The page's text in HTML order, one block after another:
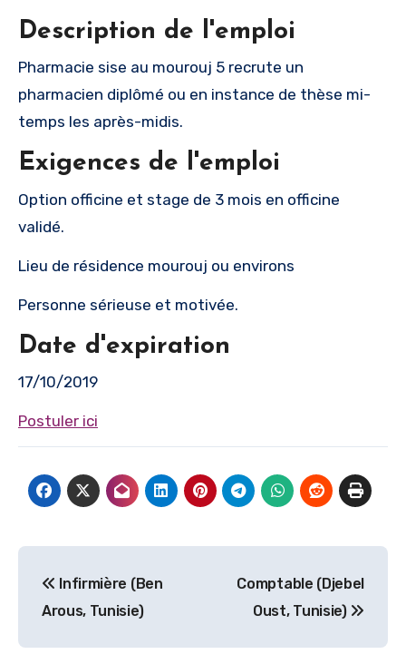
Description de l'emploi
Pharmacie sise au mourouj 5 recrute un
pharmacien diplômé ou en instance de thèse mi-
temps les après-midis.
Exigences de l'emploi
Option officine et stage de 3 mois en officine
validé.
Lieu de résidence mourouj ou environs
Personne sérieuse et motivée.
Date d'expiration
17/10/2019
Postuler ici
de
l’article
Infirmière (Ben
Arous, Tunisie)
Comptable (Djebel
Oust, Tunisie)